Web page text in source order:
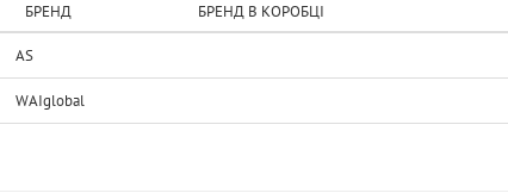
БРЕНД БРЕНД В КОРОБЦІ
AS
WAIglobal